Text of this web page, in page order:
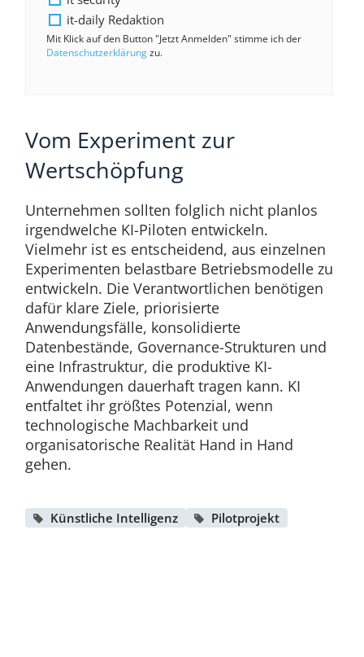
it-daily Redaktion
Mit Klick auf den Button "Jetzt Anmelden" stimme ich der
Datenschutzerklärungzu.
Vom Experiment zur
Wertschöpfung
Unternehmen sollten folglich nicht planlos
irgendwelche KI-Piloten entwickeln.
Vielmehr ist es entscheidend, aus einzelnen
Experimenten belastbare Betriebsmodelle zu
entwickeln. Die Verantwortlichen benötigen
dafür klare Ziele, priorisierte
Anwendungsfälle, konsolidierte
Datenbestände, Governance-Strukturen und
eine Infrastruktur, die produktive KI-
Anwendungen dauerhaft tragen kann. KI
entfaltet ihr größtes Potenzial, wenn
technologische Machbarkeit und
organisatorische Realität Hand in Hand
gehen.
Künstliche Intelligenz Pilotprojekt